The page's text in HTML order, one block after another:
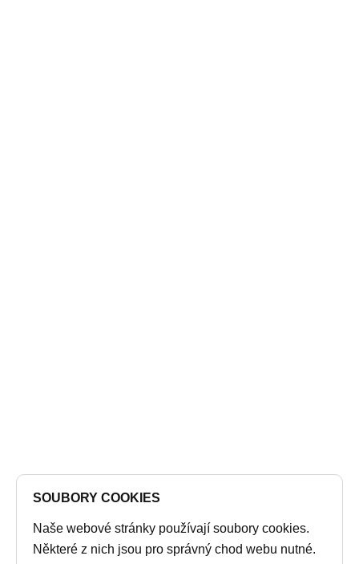
SOUBORY COOKIES
Naše webové stránky používají soubory cookies.
Některé z nich jsou pro správný chod webu nutné.